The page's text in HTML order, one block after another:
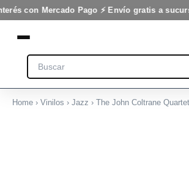
con Mercado Pago ⚡ Envío gratis a
Ir
al
contenido
Search
Home › Vinilos › Jazz › The John Coltrane